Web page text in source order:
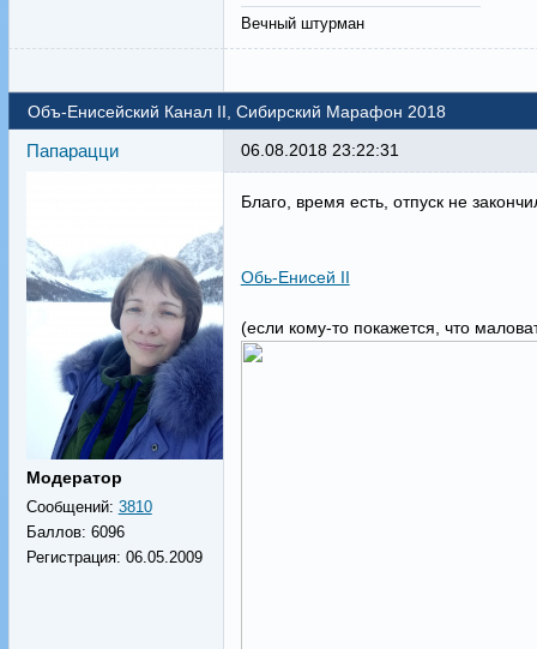
Вечный штурман
Объ-Енисейский Канал II, Сибирский Марафон 2018
Папарацци
Модератор
Сообщений: 3810
Баллов: 6096
Регистрация: 06.05.2009
06.08.2018 23:22:31
Благо, время есть, отпуск не
Обь-Енисей II
(если кому-то покажется, что